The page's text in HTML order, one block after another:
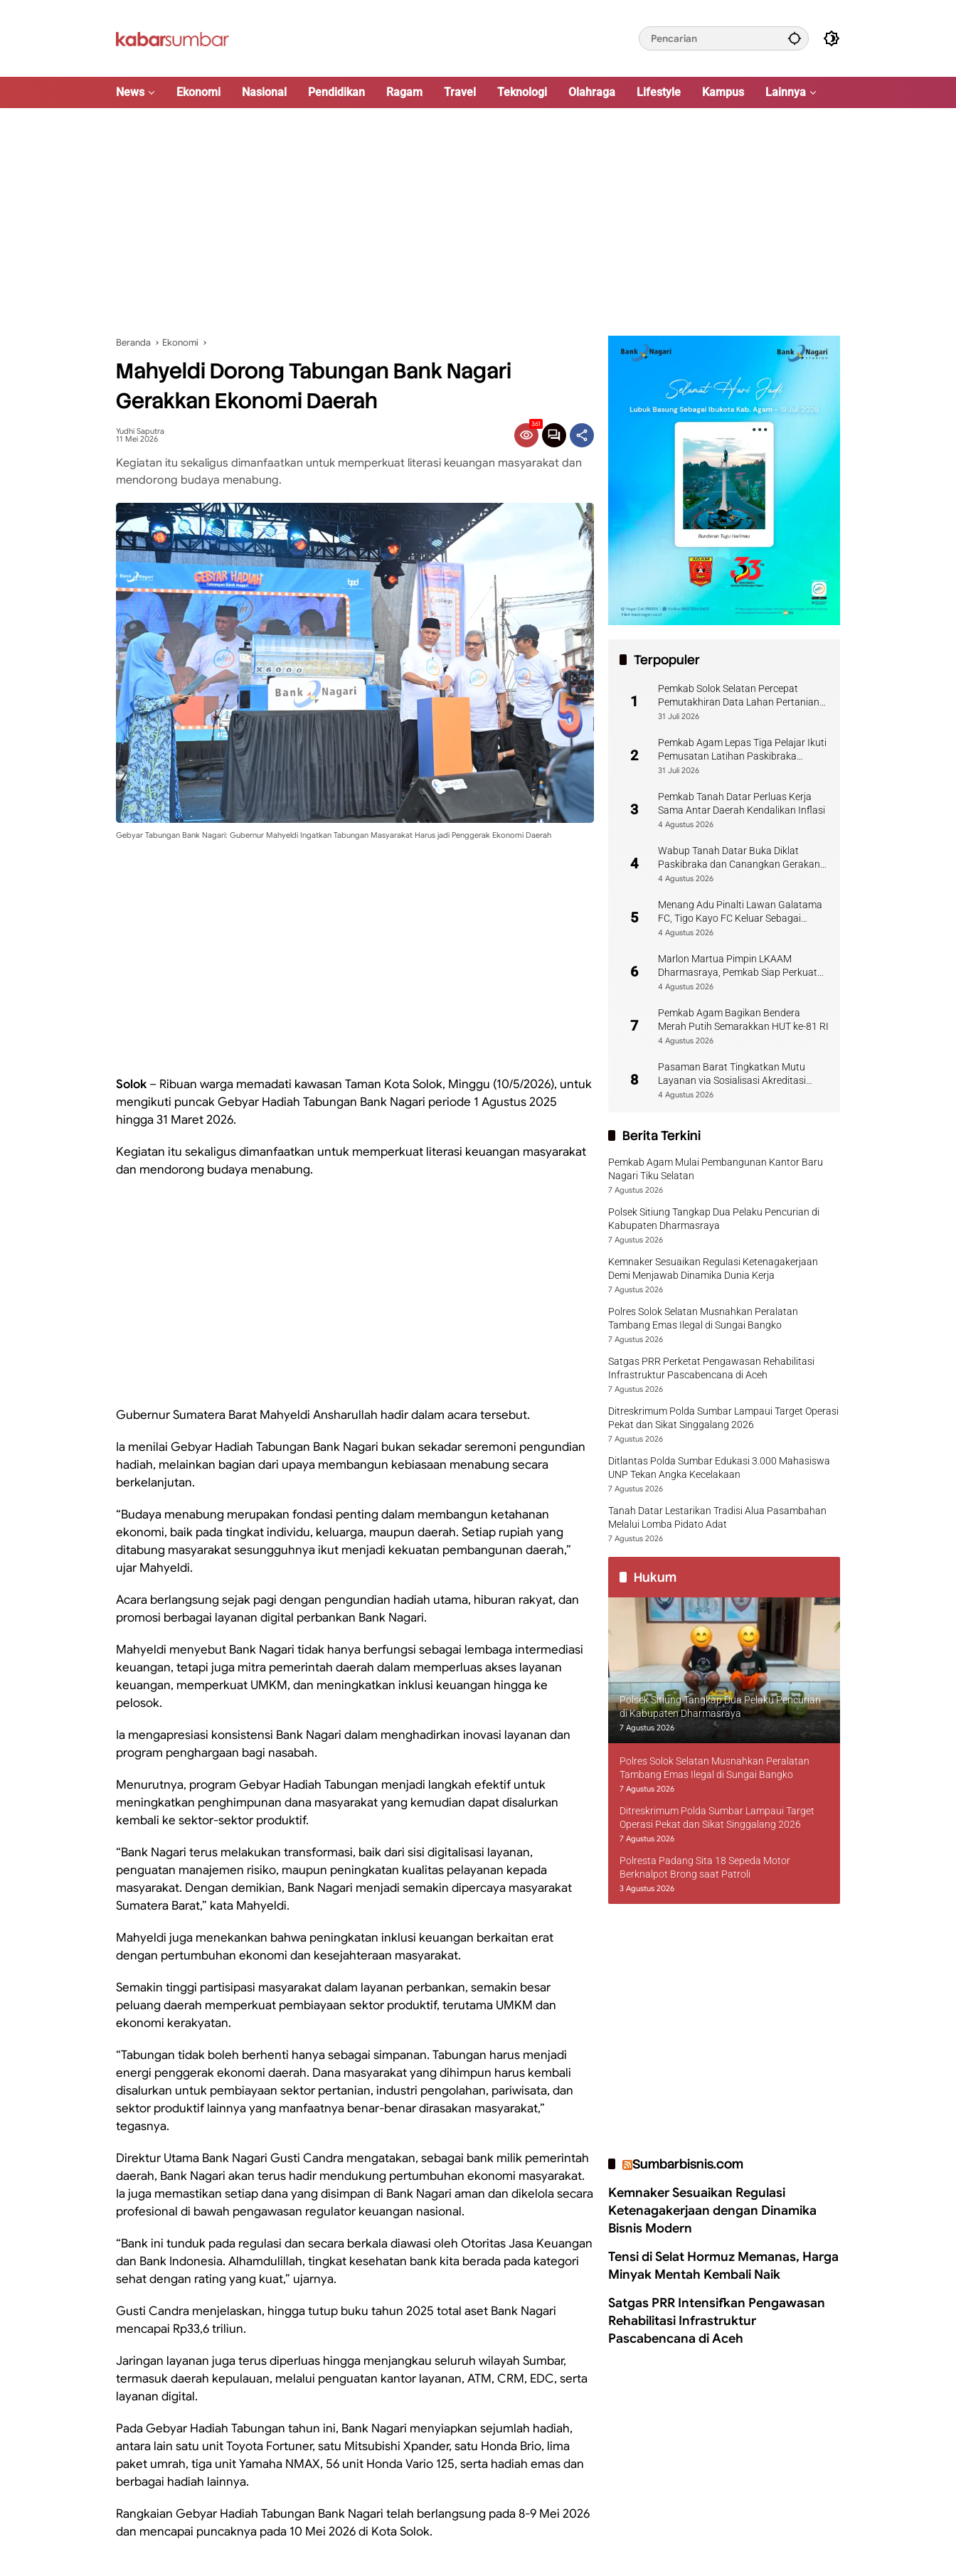
News Ekonomi Nasional Pendidikan Ragam Travel Teknologi Olahraga Lifestyle Kampus Lainnya
Beranda Ekonomi
Mahyeldi Dorong Tabungan Bank Nagari
Gerakkan Ekonomi Daerah
Yudhi Saputra
11 Mei 2026
361
Kegiatan itu sekaligus dimanfaatkan untuk memperkuat literasi keuangan masyarakat dan
mendorong budaya menabung.
Gebyar Tabungan Bank Nagari: Gubernur Mahyeldi Ingatkan Tabungan Masyarakat Harus jadi Penggerak Ekonomi Daerah
Solok – Ribuan warga memadati kawasan Taman Kota Solok, Minggu (10/5/2026), untuk
mengikuti puncak Gebyar Hadiah Tabungan Bank Nagari periode 1 Agustus 2025
hingga 31 Maret 2026.
Kegiatan itu sekaligus dimanfaatkan untuk memperkuat literasi keuangan masyarakat
dan mendorong budaya menabung.
Gubernur Sumatera Barat Mahyeldi Ansharullah hadir dalam acara tersebut.
Ia menilai Gebyar Hadiah Tabungan Bank Nagari bukan sekadar seremoni pengundian
hadiah, melainkan bagian dari upaya membangun kebiasaan menabung secara
berkelanjutan.
“Budaya menabung merupakan fondasi penting dalam membangun ketahanan
ekonomi, baik pada tingkat individu, keluarga, maupun daerah. Setiap rupiah yang
ditabung masyarakat sesungguhnya ikut menjadi kekuatan pembangunan daerah,”
ujar Mahyeldi.
Acara berlangsung sejak pagi dengan pengundian hadiah utama, hiburan rakyat, dan
promosi berbagai layanan digital perbankan Bank Nagari.
Mahyeldi menyebut Bank Nagari tidak hanya berfungsi sebagai lembaga intermediasi
keuangan, tetapi juga mitra pemerintah daerah dalam memperluas akses layanan
keuangan, memperkuat UMKM, dan meningkatkan inklusi keuangan hingga ke
pelosok.
Ia mengapresiasi konsistensi Bank Nagari dalam menghadirkan inovasi layanan dan
program penghargaan bagi nasabah.
Menurutnya, program Gebyar Hadiah Tabungan menjadi langkah efektif untuk
meningkatkan penghimpunan dana masyarakat yang kemudian dapat disalurkan
kembali ke sektor-sektor produktif.
“Bank Nagari terus melakukan transformasi, baik dari sisi digitalisasi layanan,
penguatan manajemen risiko, maupun peningkatan kualitas pelayanan kepada
masyarakat. Dengan demikian, Bank Nagari menjadi semakin dipercaya masyarakat
Sumatera Barat,” kata Mahyeldi.
Mahyeldi juga menekankan bahwa peningkatan inklusi keuangan berkaitan erat
dengan pertumbuhan ekonomi dan kesejahteraan masyarakat.
Semakin tinggi partisipasi masyarakat dalam layanan perbankan, semakin besar
peluang daerah memperkuat pembiayaan sektor produktif, terutama UMKM dan
ekonomi kerakyatan.
“Tabungan tidak boleh berhenti hanya sebagai simpanan. Tabungan harus menjadi
energi penggerak ekonomi daerah. Dana masyarakat yang dihimpun harus kembali
disalurkan untuk pembiayaan sektor pertanian, industri pengolahan, pariwisata, dan
sektor produktif lainnya yang manfaatnya benar-benar dirasakan masyarakat,”
tegasnya.
Direktur Utama Bank Nagari Gusti Candra mengatakan, sebagai bank milik pemerintah
daerah, Bank Nagari akan terus hadir mendukung pertumbuhan ekonomi masyarakat.
Ia juga memastikan setiap dana yang disimpan di Bank Nagari aman dan dikelola secara
profesional di bawah pengawasan regulator keuangan nasional.
“Bank ini tunduk pada regulasi dan secara berkala diawasi oleh Otoritas Jasa Keuangan
dan Bank Indonesia. Alhamdulillah, tingkat kesehatan bank kita berada pada kategori
sehat dengan rating yang kuat,” ujarnya.
Gusti Candra menjelaskan, hingga tutup buku tahun 2025 total aset Bank Nagari
mencapai Rp33,6 triliun.
Jaringan layanan juga terus diperluas hingga menjangkau seluruh wilayah Sumbar,
termasuk daerah kepulauan, melalui penguatan kantor layanan, ATM, CRM, EDC, serta
layanan digital.
Pada Gebyar Hadiah Tabungan tahun ini, Bank Nagari menyiapkan sejumlah hadiah,
antara lain satu unit Toyota Fortuner, satu Mitsubishi Xpander, satu Honda Brio, lima
paket umrah, tiga unit Yamaha NMAX, 56 unit Honda Vario 125, serta hadiah emas dan
berbagai hadiah lainnya.
Rangkaian Gebyar Hadiah Tabungan Bank Nagari telah berlangsung pada 8-9 Mei 2026
dan mencapai puncaknya pada 10 Mei 2026 di Kota Solok.
Terpopuler
1
Pemkab Solok Selatan Percepat
Pemutakhiran Data Lahan Pertanian
Pangan Berkelanjutan
31 Juli 2026
2
Pemkab Agam Lepas Tiga Pelajar Ikuti
Pemusatan Latihan Paskibraka
Sumbar
31 Juli 2026
3
Pemkab Tanah Datar Perluas Kerja
Sama Antar Daerah Kendalikan Inflasi
4 Agustus 2026
4
Wabup Tanah Datar Buka Diklat
Paskibraka dan Canangkan Gerakan
Bendera
4 Agustus 2026
5
Menang Adu Pinalti Lawan Galatama
FC, Tigo Kayo FC Keluar Sebagai
Juara Piala Walikota Payakumbuh
4 Agustus 2026
6
Marlon Martua Pimpin LKAAM
Dharmasraya, Pemkab Siap Perkuat
Sinergi Adat
4 Agustus 2026
7
Pemkab Agam Bagikan Bendera
Merah Putih Semarakkan HUT ke-81 RI
4 Agustus 2026
8
Pasaman Barat Tingkatkan Mutu
Layanan via Sosialisasi Akreditasi
Perpustakaan 2026
4 Agustus 2026
Berita Terkini
Pemkab Agam Mulai Pembangunan Kantor Baru
Nagari Tiku Selatan
7 Agustus 2026
Polsek Sitiung Tangkap Dua Pelaku Pencurian di
Kabupaten Dharmasraya
7 Agustus 2026
Kemnaker Sesuaikan Regulasi Ketenagakerjaan
Demi Menjawab Dinamika Dunia Kerja
7 Agustus 2026
Polres Solok Selatan Musnahkan Peralatan
Tambang Emas Ilegal di Sungai Bangko
7 Agustus 2026
Satgas PRR Perketat Pengawasan Rehabilitasi
Infrastruktur Pascabencana di Aceh
7 Agustus 2026
Ditreskrimum Polda Sumbar Lampaui Target Operasi
Pekat dan Sikat Singgalang 2026
7 Agustus 2026
Ditlantas Polda Sumbar Edukasi 3.000 Mahasiswa
UNP Tekan Angka Kecelakaan
7 Agustus 2026
Tanah Datar Lestarikan Tradisi Alua Pasambahan
Melalui Lomba Pidato Adat
7 Agustus 2026
Hukum
Polsek Sitiung Tangkap Dua Pelaku Pencurian
di Kabupaten Dharmasraya
7 Agustus 2026
Polres Solok Selatan Musnahkan Peralatan
Tambang Emas Ilegal di Sungai Bangko
7 Agustus 2026
Ditreskrimum Polda Sumbar Lampaui Target
Operasi Pekat dan Sikat Singgalang 2026
7 Agustus 2026
Polresta Padang Sita 18 Sepeda Motor
Berknalpot Brong saat Patroli
3 Agustus 2026
Sumbarbisnis.com
Kemnaker Sesuaikan Regulasi
Ketenagakerjaan dengan Dinamika
Bisnis Modern
Tensi di Selat Hormuz Memanas, Harga
Minyak Mentah Kembali Naik
Satgas PRR Intensifkan Pengawasan
Rehabilitasi Infrastruktur
Pascabencana di Aceh